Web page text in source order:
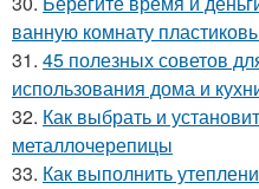
ванную комнату
31. 45 полезных советов
использования дома и
32. Как выбрать и
металлочерепицы
33. Как выполнить